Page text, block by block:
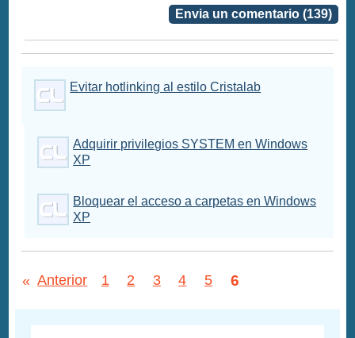
Envia un comentario (139)
Evitar hotlinking al estilo Cristalab
Adquirir privilegios SYSTEM en Windows
XP
Bloquear el acceso a carpetas en Windows
XP
« Anterior 1 2 3 4 5 6